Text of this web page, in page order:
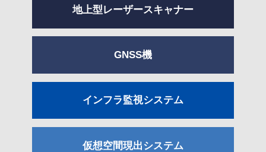
地上型レーザースキャナー
GNSS機
インフラ監視システム
仮想空間現出システム